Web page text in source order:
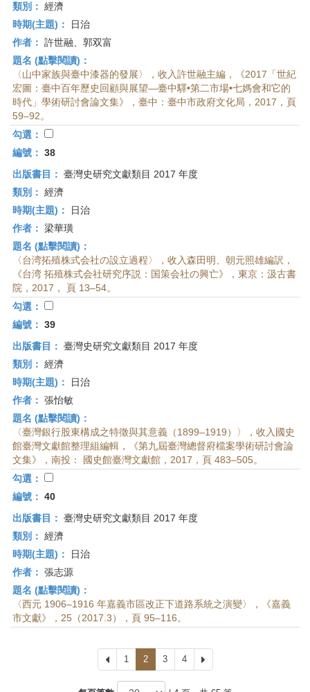
類別： 經濟
時期(主題)：
日治
作者： 許世融、郭双富
題名 (點擊閱讀)：
〈山中家族與臺中漆器的發展〉，收入許世融主編，《2017「世紀
宏圖：臺中百年歷史回顧與展望—臺中驛•第二市場•七媽會和它的
時代」學術研討會論文集》，臺中：臺中市政府文化局，2017，頁
59–92。
勾選：
編號： 38
出版書目： 臺灣史研究文獻類目 2017 年度
類別： 經濟
時期(主題)：
日治
作者： 梁華璜
題名 (點擊閱讀)：
〈台湾拓殖株式会社の設立過程〉，收入森田明、朝元照雄編訳，
《台湾 拓殖株式会社研究序説：国策会社の興亡》，東京：汲古書
院，2017， 頁 13–54。
勾選：
編號： 39
出版書目： 臺灣史研究文獻類目 2017 年度
類別： 經濟
時期(主題)：
日治
作者： 張怡敏
題名 (點擊閱讀)：
〈臺灣銀行股東構成之特徵與其意義（1899–1919）〉，收入國史
館臺灣文獻館整理組編輯，《第九屆臺灣總督府檔案學術研討會論
文集》，南投： 國史館臺灣文獻館，2017，頁 483–505。
勾選：
編號： 40
出版書目： 臺灣史研究文獻類目 2017 年度
類別： 經濟
時期(主題)：
日治
作者： 張志源
題名 (點擊閱讀)：
〈西元 1906–1916 年嘉義市區改正下道路系統之演變〉，《嘉義
市文獻》，25（2017.3），頁 95–116。
上
一
頁
1 2 3 4
下
一